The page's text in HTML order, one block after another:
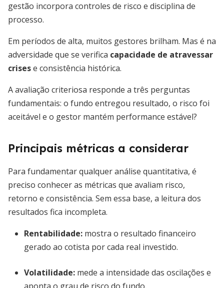
gestão incorpora controles de risco e disciplina de
processo.
Em períodos de alta, muitos gestores brilham. Mas é na
adversidade que se verifica capacidade de atravessar
crisese consistência histórica.
A avaliação criteriosa responde a três perguntas
fundamentais: o fundo entregou resultado, o risco foi
aceitável e o gestor mantém performance estável?
Principais métricas a considerar
Para fundamentar qualquer análise quantitativa, é
preciso conhecer as métricas que avaliam risco,
retorno e consistência. Sem essa base, a leitura dos
resultados fica incompleta.
Rentabilidade: mostra o resultado financeiro
gerado ao cotista por cada real investido.
Volatilidade: mede a intensidade das oscilações e